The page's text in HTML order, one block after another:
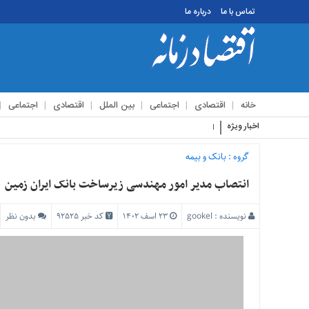
تماس با ما درباره ما
خانه اقتصادی اجتماعی بین الملل اقتصادی اجتماعی
تماس
ما
درباره
اخبار ویژه استقبال زائرین اربعین
گروه :بانک و بیمه
انتصاب مدیر امور مهندسی زیرساخت بانک ایران زمین
نویسنده : gookel کد خبر 92525 بدون نظر